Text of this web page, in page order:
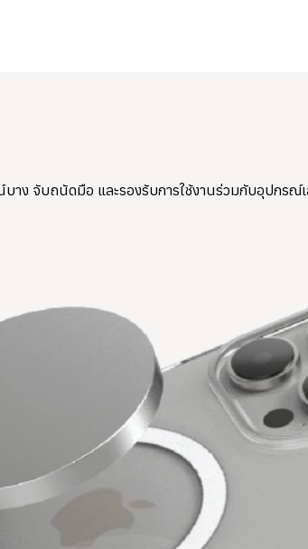
าง จับถนัดมือ และรองรับการใช้งานร่วมกับอุปกร